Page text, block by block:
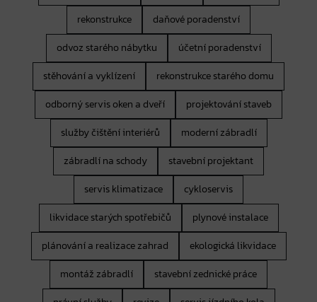
rekonstrukce
daňové poradenství
odvoz starého nábytku
účetní poradenství
stěhování a vyklízení
rekonstrukce starého domu
odborný servis oken a dveří
projektování staveb
služby čištění interiérů
moderní zábradlí
zábradlí na schody
stavební projektant
servis klimatizace
cykloservis
likvidace starých spotřebičů
plynové instalace
plánování a realizace zahrad
ekologická likvidace
montáž zábradlí
stavební zednické práce